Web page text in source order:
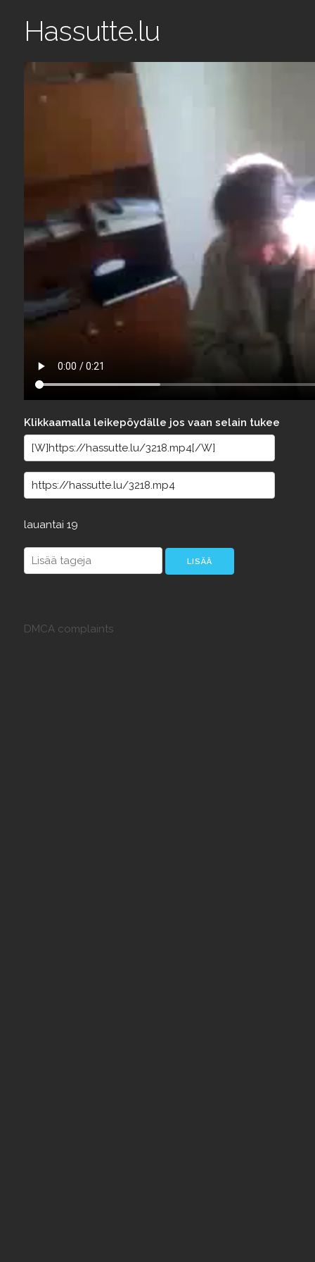
Hassutte.lu
Klikkaamalla leikepöydälle jos vaan selain tukee
lauantai 19
DMCA complaints